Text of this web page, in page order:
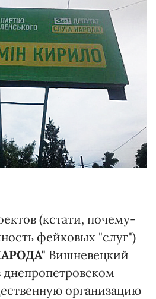
(кстати, почему-
фейковых "слуг")
Вишневецкий
днепропетровском
организацию